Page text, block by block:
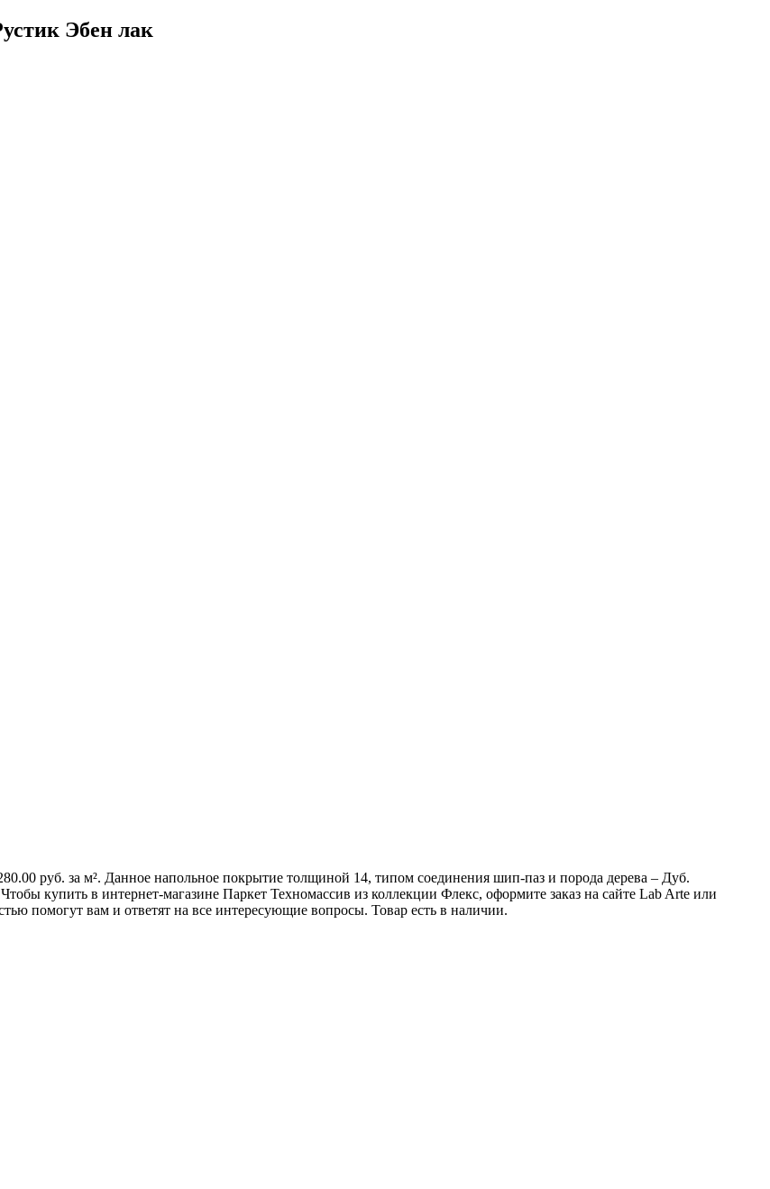
Эбен лак
руб. за м². Данное напольное покрытие толщиной 14, типом соединения шип-паз и порода дерева – Дуб.
купить в интернет-магазине Паркет Техномассив из коллекции Флекс, оформите заказ на сайте Lab Arte или
помогут вам и ответят на все интересующие вопросы. Товар есть в наличии.